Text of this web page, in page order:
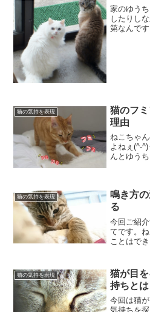
家のゆう
したりし
第なんで
猫の気持を表現
猫のフ
理由
ねこちゃ
よねぇ(^-
んとゆう
ぐに飽き
猫の気持を表現
鳴き方
る
今回ご紹
てです。
ことはで
方法がち
それを上
猫の気持を表現
猫が目をギ
持ちとは
今回は猫
気持ちを